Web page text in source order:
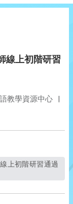
線上初階研習
教學資源中心 |